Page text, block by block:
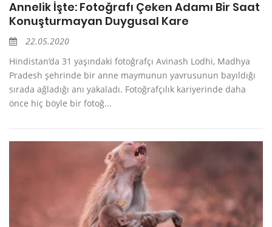
Annelik İşte: Fotoğrafı Çeken Adamı Bir Saat
Konuşturmayan Duygusal Kare
22.05.2020
Hindistan’da 31 yaşındaki fotoğrafçı Avinash Lodhi, Madhya
Pradesh şehrinde bir anne maymunun yavrusunun bayıldığı
sırada ağladığı anı yakaladı. Fotoğrafçılık kariyerinde daha
önce hiç böyle bir fotoğ...